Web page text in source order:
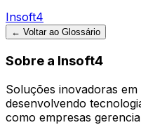
Insoft4
← Voltar ao Glossário
Sobre a Insoft4
Soluções inovadoras
desenvolvendo
como empresas